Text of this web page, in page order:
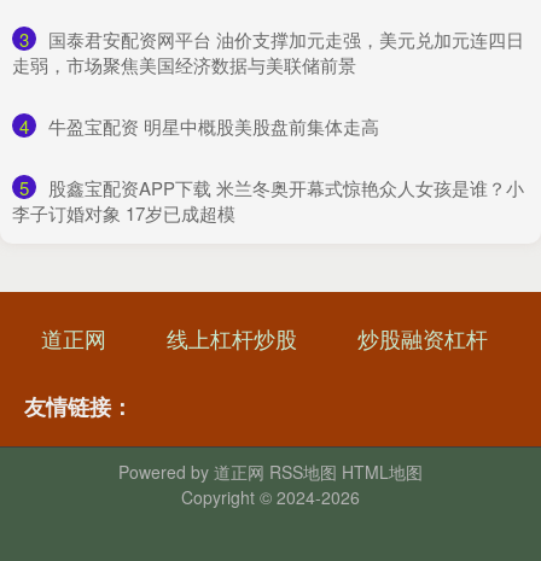
3
​国泰君安配资网平台 油价支撑加元走强，美元兑加元连四日
走弱，市场聚焦美国经济数据与美联储前景
4 ​牛盈宝配资 明星中概股美股盘前集体走高
5
​股鑫宝配资APP下载 米兰冬奥开幕式惊艳众人女孩是谁？小
李子订婚对象 17岁已成超模
道正网 线上杠杆炒股 炒股融资杠杆
友情链接：
Powered by 道正网 RSS地图 HTML地图
Copyright © 2024-2026